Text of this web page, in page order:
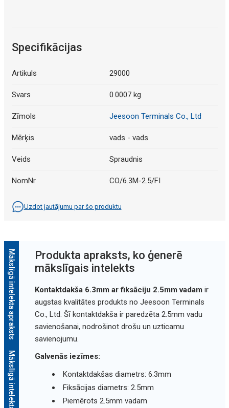
Specifikācijas
Artikuls 29000
Svars 0.0007 kg.
Zīmols Jeesoon Terminals Co., Ltd
Mērķis vads - vads
Veids Spraudnis
NomNr CO/6.3M-2.5/FI
Uzdot jautājumu par šo produktu
Mākslīgā intelekta apraksts
Produkta apraksts, ko ģenerē
mākslīgais intelekts
Kontaktdakša 6.3mm ar fiksāciju 2.5mm vadam ir
augstas kvalitātes produkts no Jeesoon Terminals
Co., Ltd. Šī kontaktdakša ir paredzēta 2.5mm vadu
savienošanai, nodrošinot drošu un uzticamu
savienojumu.
Galvenās iezīmes:
Kontaktdakšas diametrs: 6.3mm
Fiksācijas diametrs: 2.5mm
Piemērots 2.5mm vadam